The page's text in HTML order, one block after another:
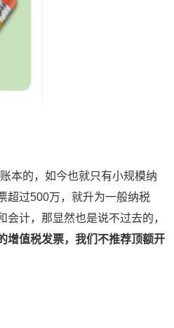
的，如今也就只有小规模纳
超过500万，就升为一般纳税
计，那显然也是说不过去的，
增值税发票，我们不推荐顶额开